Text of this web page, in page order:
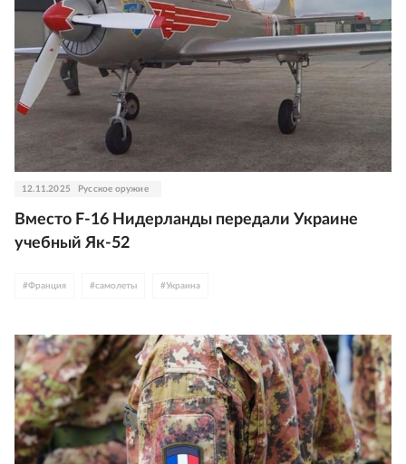
12.11.2025 Русское оружие
Вместо F-16 Нидерланды передали Украине
учебный Як-52
#Франция #самолеты #Украина